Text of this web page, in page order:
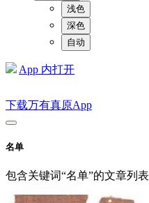
浅色
深色
自动
App 内打开
下载万有真原App
名单
包含关键词“名单”的文章列表